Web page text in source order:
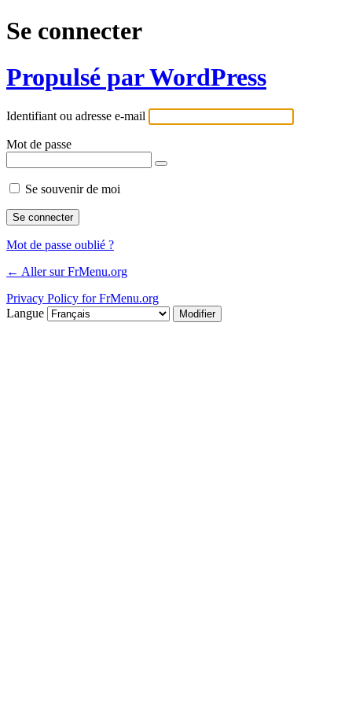
Se connecter
Propulsé par WordPress
Identifiant ou adresse e-mail
Mot de passe
Se souvenir de moi
Mot de passe oublié ?
← Aller sur FrMenu.org
Privacy Policy for FrMenu.org
Langue